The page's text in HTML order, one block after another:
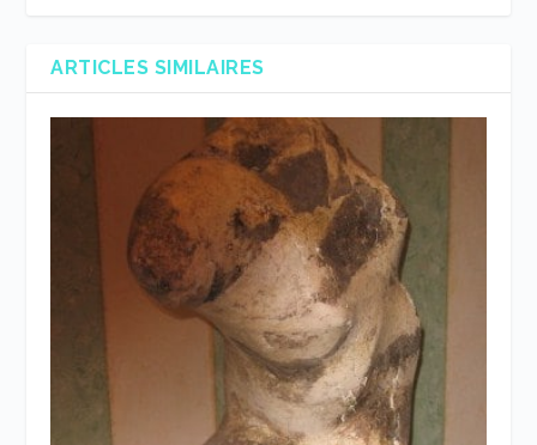
ARTICLES SIMILAIRES